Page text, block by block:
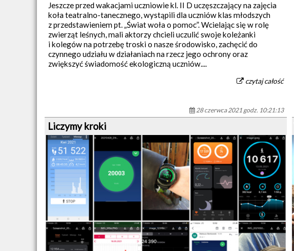
Jeszcze przed wakacjami uczniowie kl. II D uczęszczający na zajęcia
koła teatralno-tanecznego, wystąpili dla uczniów klas młodszych
z przedstawieniem pt. „Świat woła o pomoc”. Wcielając się w rolę
zwierząt leśnych, mali aktorzy chcieli uczulić swoje koleżanki
i kolegów na potrzebę troski o nasze środowisko, zachęcić do
czynnego udziału w działaniach na rzecz jego ochrony oraz
zwiększyć świadomość ekologiczną uczniów....
czytaj całość
28 czerwca 2021 godz. 10:21:13
Liczymy kroki